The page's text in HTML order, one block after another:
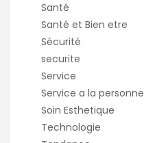
Santé
Santé et Bien etre
Sécurité
securite
Service
Service a la personne
Soin Esthetique
Technologie